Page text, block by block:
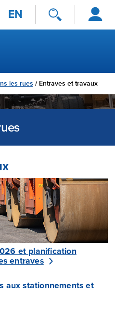
EN
Se
connecter
les rues / Entraves et travaux
et planification
entraves
aux stationnements et